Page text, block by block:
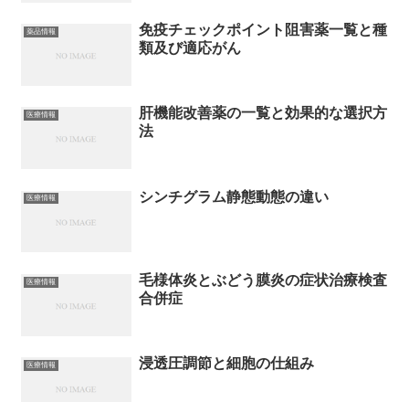
薬品情報
免疫チェックポイント阻害薬一覧と種
類及び適応がん
医療情報
肝機能改善薬の一覧と効果的な選択方
法
医療情報 シンチグラム静態動態の違い
医療情報
毛様体炎とぶどう膜炎の症状治療検査
合併症
医療情報 浸透圧調節と細胞の仕組み